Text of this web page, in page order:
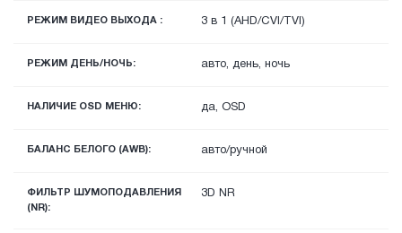
РЕЖИМ ВИДЕО ВЫХОДА : 3 в 1 (AHD/CVI/TVI)
РЕЖИМ ДЕНЬ/НОЧЬ: авто, день, ночь
НАЛИЧИЕ OSD МЕНЮ: да, OSD
БАЛАНС БЕЛОГО (AWB): авто/ручной
ФИЛЬТР ШУМОПОДАВЛЕНИЯ
(NR):
3D NR